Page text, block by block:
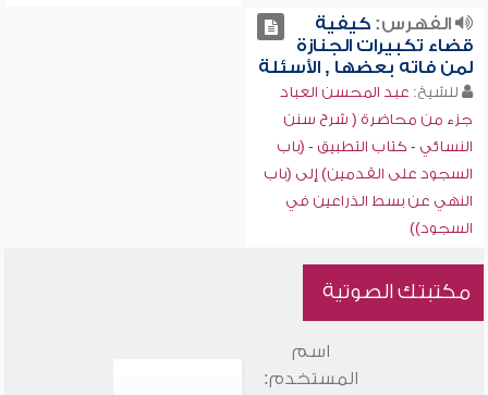
الفهرس:كيفية
قضاء تكبيرات الجنازة
لمن فاته بعضها , الأسئلة
للشيخ: عبد المحسن العباد
جزء من محاضرة ( شرح سنن
النسائي - كتاب التطبيق - (باب
السجود على القدمين) إلى (باب
النهي عن بسط الذراعين في
السجود))
مكتبتك الصوتية
اسم
المستخدم: